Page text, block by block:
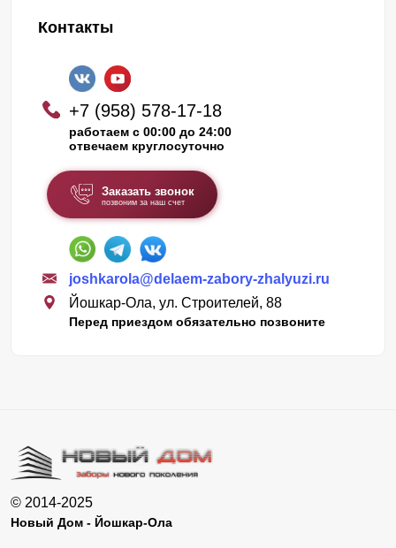
Контакты
+7 (958) 578-17-18
работаем с 00:00 до 24:00
отвечаем круглосуточно
Заказать звонок
позвоним за наш счет
joshkarola@delaem-zabory-zhalyuzi.ru
Йошкар-Ола, ул. Строителей, 88
Перед приездом обязательно позвоните
© 2014-2025
Новый Дом - Йошкар-Ола